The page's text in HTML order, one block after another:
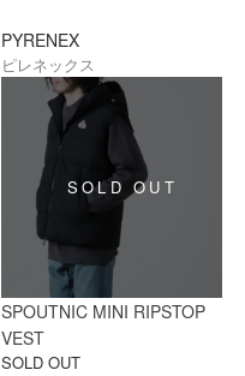
PYRENEX
ピレネックス
SPOUTNIC MINI RIPSTOP
VEST
SOLD OUT